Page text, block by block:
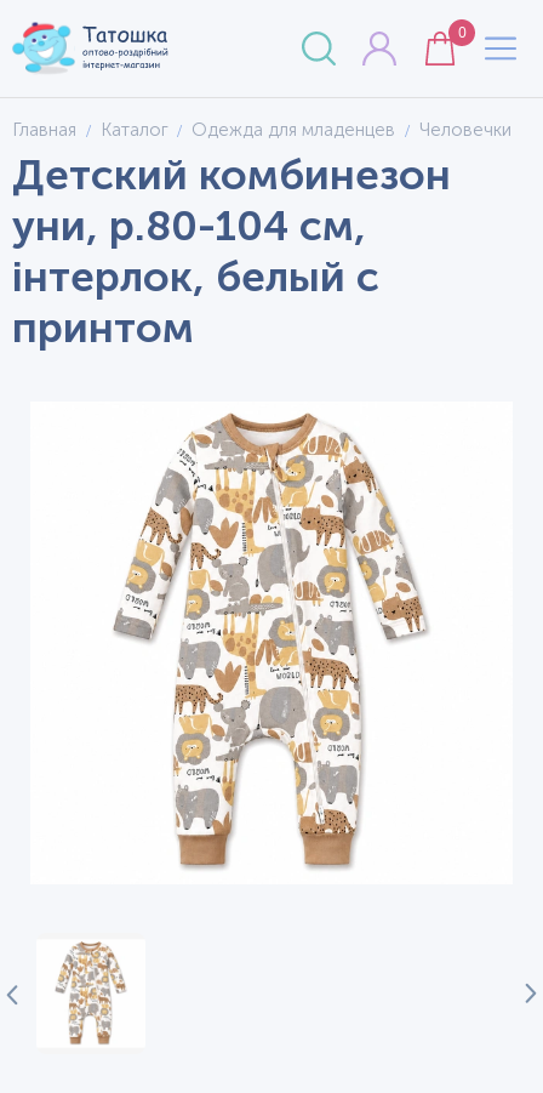
0
Главная Каталог Одежда для младенцев Человечки
Детский комбинезон
уни, р.80-104 см,
інтерлок, белый с
принтом